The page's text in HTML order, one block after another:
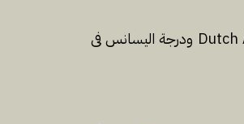
دينا أبو الفتوح محمد؛ هى فنانة وباحثة مصرية مقيمة بأمستردام، حاصلة على درجة الماجستير من المعهد الهولندى للفنون Dutch Art institute ودرجة اليسانس فى